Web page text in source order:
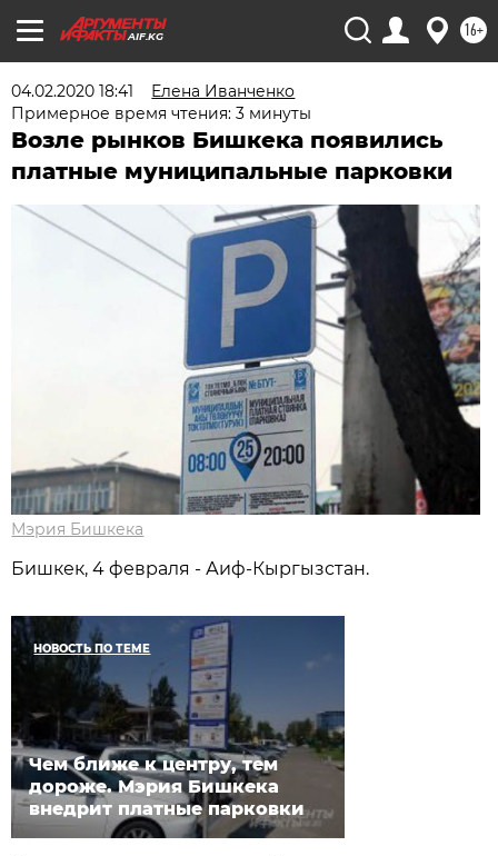
AIF.KG 16+
04.02.2020 18:41
Елена Иванченко
Примерное время чтения: 3 минуты
Возле рынков Бишкека появились
платные муниципальные парковки
Мэрия Бишкека
Бишкек, 4 февраля - Аиф-Кыргызстан.
НОВОСТЬ ПО ТЕМЕ
Чем ближе к центру, тем
дороже. Мэрия Бишкека
внедрит платные парковки